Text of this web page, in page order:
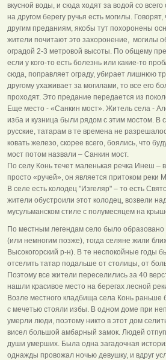
вкусной воды, и сюда ходят за водой со
на другом берегу ручья есть могилы.
другим преданиям, якобы тут похоронены
жители почитают это захоронение, могилы
оградой 2-3 метровой высоты. По общему
если у кого-то есть болезнь или какие-то
сюда, поправляет ограду, убирает лишнюю
другому ухаживает за могилами, то все его
проходят. Это предание передается из
Еще место - «Санкин мост». Житель села -
изба и кузница были рядом с этим мостом. В
русские, татарам в те времена не
ковать железо, скорее всего, боялись, что
мост потом назвали – Санкин мост.
По селу Конь течет маленькая речка Инеш –
просто «ручей», он является притоком реки
В селе есть колодец "Изгеляр" – то есть
жители обустроили этот колодец, возвели
мусульманском стиле с полумесяцем на
По местным легендам село было образовано
(или немногим позже), тогда селяне жили
Высокогорский р-н). В те неспокойные годы
отселить татар подальше от столицы, от
Поэтому все жители переселились за 40
нашли красивое место на берегах лесной
Возле местного кладбища села Конь
с мечетью стояли избы. В одном доме при
умерли люди, поэтому никто в этот дом
висел большой амбарный замок. Людей
души умерших. Была одна загадочная
однажды провожал ночью девушку, и вдруг